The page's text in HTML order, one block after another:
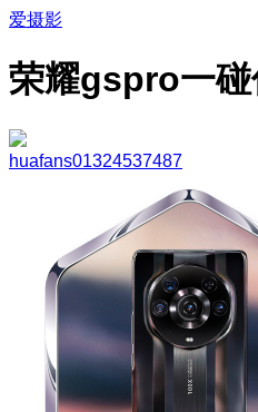
爱摄影
荣耀gspro一碰
huafans01324537487